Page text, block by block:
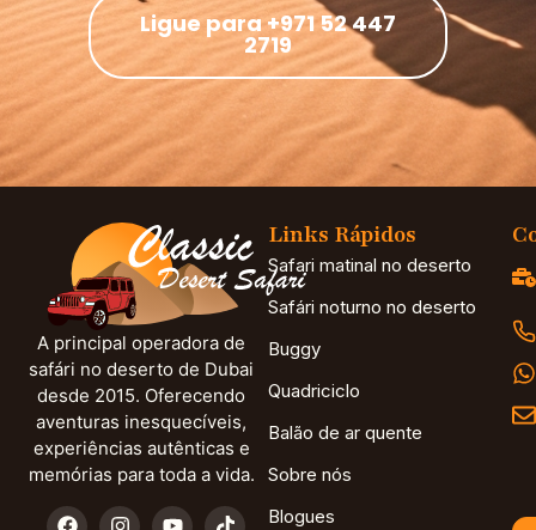
Ligue para +971 52 447
2719
A principal operadora de
safári no deserto de Dubai
desde 2015. Oferecendo
aventuras inesquecíveis,
experiências autênticas e
memórias para toda a vida.
Links Rápidos
Safari matinal no deserto
Safári noturno no deserto
Buggy
Quadriciclo
Balão de ar quente
Sobre nós
Blogues